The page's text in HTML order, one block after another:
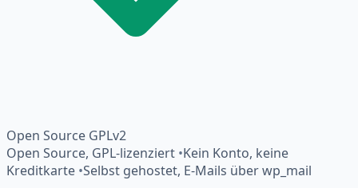
Open Source GPLv2
Open Source, GPL-lizenziert •Kein Konto, keine
Kreditkarte •Selbst gehostet, E-Mails über wp_mail